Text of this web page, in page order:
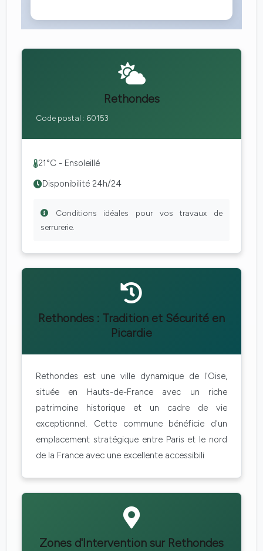
Rethondes
Code postal : 60153
21°C - Ensoleillé
Disponibilité 24h/24
Conditions idéales pour vos travaux de
serrurerie.
Rethondes : Tradition et Sécurité en
Picardie
Rethondes est une ville dynamique de l'Oise,
située en Hauts-de-France avec un riche
patrimoine historique et un cadre de vie
exceptionnel. Cette commune bénéficie d'un
emplacement stratégique entre Paris et le nord
de la France avec une excellente accessibili
Zones d'Intervention sur Rethondes